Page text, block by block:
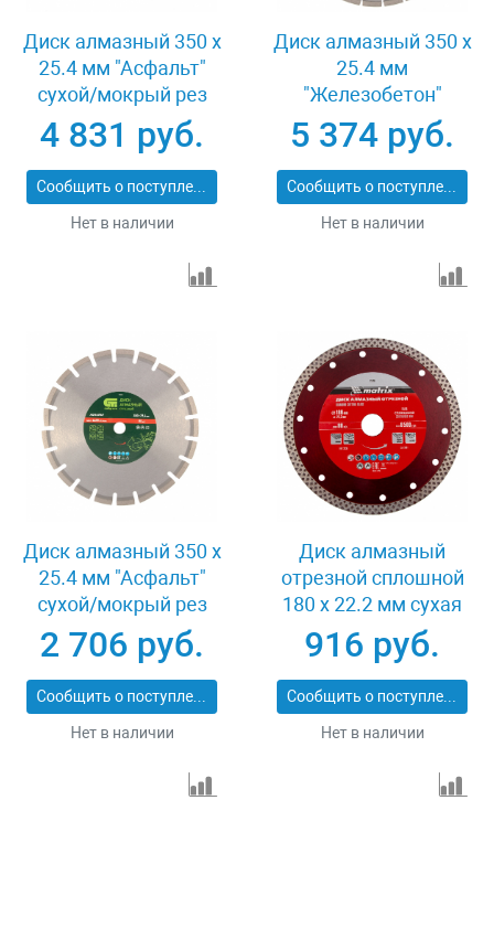
Диск алмазный 350 х
25.4 мм "Асфальт"
сухой/мокрый рез
Pro Matrix 731073
4 831 руб.
Сообщить о поступлении
Нет в наличии
Диск алмазный 350 х
25.4 мм
"Железобетон"
сухой/мокрый рез
Pro Matrix 731103
5 374 руб.
Сообщить о поступлении
Нет в наличии
Диск алмазный 350 х
25.4 мм "Асфальт"
сухой/мокрый рез
Сибртех 731013
2 706 руб.
Сообщить о поступлении
Нет в наличии
Диск алмазный
отрезной сплошной
180 х 22.2 мм сухая
резка Matrix
Professional 73128
916 руб.
Сообщить о поступлении
Нет в наличии